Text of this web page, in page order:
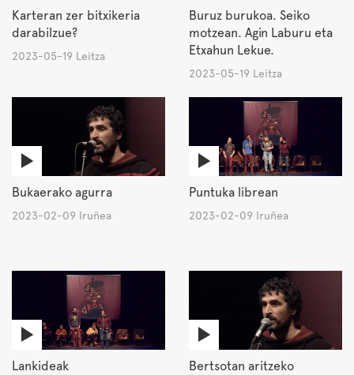
Karteran zer bitxikeria
darabilzue?
2023-05-19 Leitza
Buruz burukoa. Seiko
motzean. Agin Laburu eta
Etxahun Lekue.
2023-05-19 Leitza
Bukaerako agurra
2023-02-09 Iruñea
Puntuka librean
2023-02-09 Iruñea
Lankideak
Bertsotan aritzeko